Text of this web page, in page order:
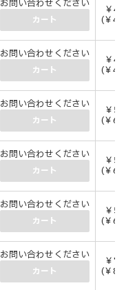
お問い合わせください
カート
￥
(￥
お問い合わせください
カート
￥
(￥
お問い合わせください
カート
￥
(￥
お問い合わせください
カート
￥
(￥
お問い合わせください
カート
￥
(￥
お問い合わせください
カート
￥
(￥